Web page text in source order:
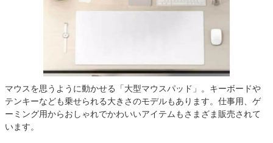
マウスを思うように動かせる「大型マウスパッド」。キーボードや
テンキーなども乗せられる大きさのモデルもあります。仕事用、ゲ
ーミング用からおしゃれでかわいいアイテムもさまざま販売されて
います。